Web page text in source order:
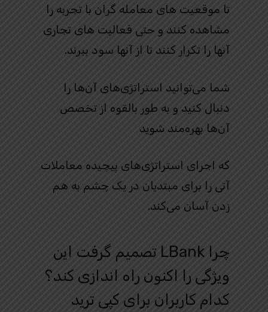
تا موقعیت های معامله گران با تجربه را
مشاهده کنند و حتی فعالیت های تجاری
آنها را تکرار کنند تا از آنها سود ببرند.
شما می‌توانید استراتژی‌های آن‌ها را
دنبال کنید و به طور بالقوه از تخصص
آن‌ها بهره‌مند شوید
که اجرای استراتژی‌های پیچیده معاملات
آتی را برای مبتدیان در یک چشم به هم
زدن آسان می‌کند.
چرا LBank تصمیم گرفت این
ویژگی را اکنون راه اندازی کند؟
کدام کاربران برای کپی ترید